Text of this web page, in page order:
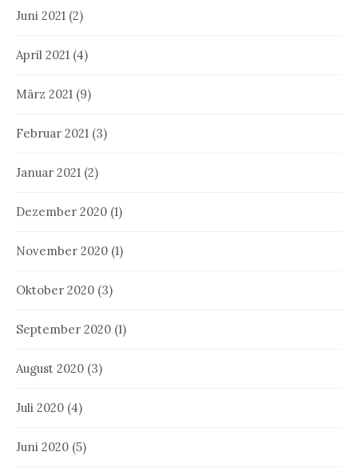
Juni 2021 (2)
April 2021 (4)
März 2021 (9)
Februar 2021 (3)
Januar 2021 (2)
Dezember 2020 (1)
November 2020 (1)
Oktober 2020 (3)
September 2020 (1)
August 2020 (3)
Juli 2020 (4)
Juni 2020 (5)